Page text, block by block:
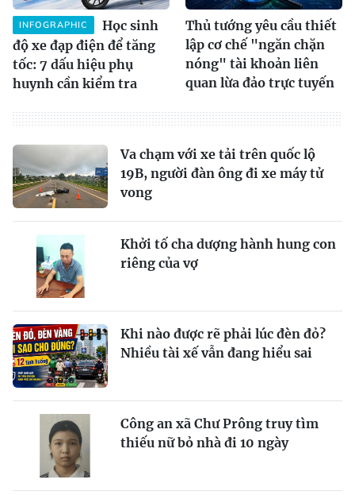
INFOGRAPHIC
Học sinh
độ xe đạp điện để tăng
tốc: 7 dấu hiệu phụ
huynh cần kiểm tra
Thủ tướng yêu cầu thiết
lập cơ chế "ngăn chặn
nóng" tài khoản liên
quan lừa đảo trực tuyến
Va chạm với xe tải trên quốc lộ
19B, người đàn ông đi xe máy tử
vong
Khởi tố cha dượng hành hung con
riêng của vợ
Khi nào được rẽ phải lúc đèn đỏ?
Nhiều tài xế vẫn đang hiểu sai
Công an xã Chư Prông truy tìm
thiếu nữ bỏ nhà đi 10 ngày